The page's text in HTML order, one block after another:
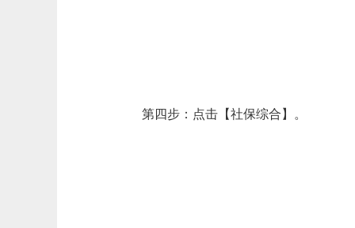
第四步：点击【社保综合】。